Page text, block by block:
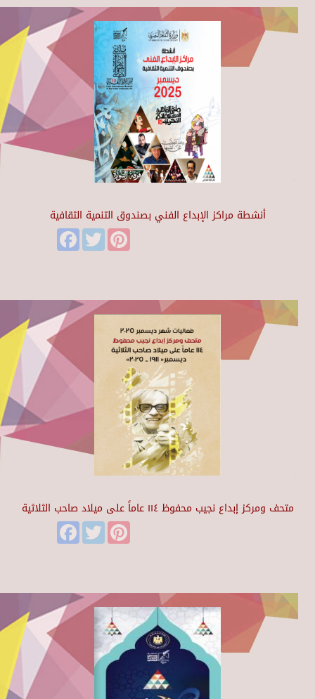
أنشطة مراكز الإبداع الفني بصندوق التنمية الثقافية
FacebookTwitter
متحف ومركز إبداع نجيب محفوظ ١١٤ عاماً على ميلاد صاحب الثلاثية
FacebookTwitter